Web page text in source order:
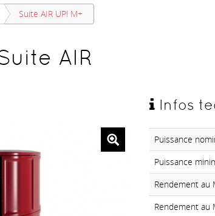
Suite AIR UP! M+
AIR
Infos
Puissance
Puissance
Rendement au
Rendement au